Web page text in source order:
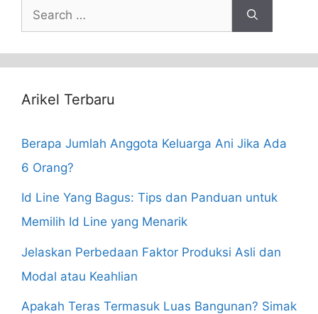
Search
for:
Arikel Terbaru
Berapa Jumlah Anggota Keluarga Ani Jika Ada
6 Orang?
Id Line Yang Bagus: Tips dan Panduan untuk
Memilih Id Line yang Menarik
Jelaskan Perbedaan Faktor Produksi Asli dan
Modal atau Keahlian
Apakah Teras Termasuk Luas Bangunan? Simak